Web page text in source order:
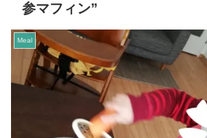
参マフィン”
Meal